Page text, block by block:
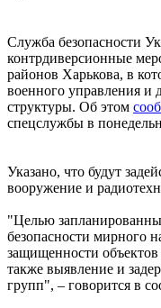
Служба безопасности
контрдиверсионные
районов Харькова, в
военного управления и
структуры. Об этом
спецслужбы в
Указано, что будут
вооружение и
"Целью
безопасности мирного
защищенности
также выявление и
групп", – говорится в